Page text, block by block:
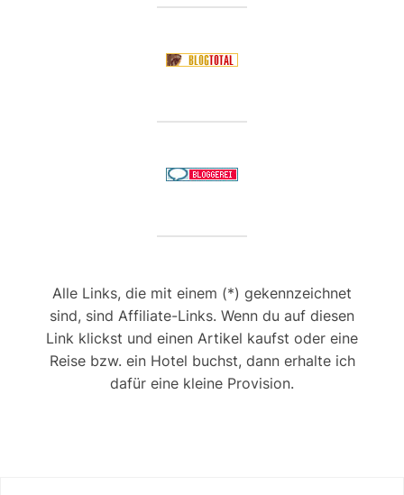
Alle Links, die mit einem (*) gekennzeichnet
sind, sind Affiliate-Links. Wenn du auf diesen
Link klickst und einen Artikel kaufst oder eine
Reise bzw. ein Hotel buchst, dann erhalte ich
dafür eine kleine Provision.